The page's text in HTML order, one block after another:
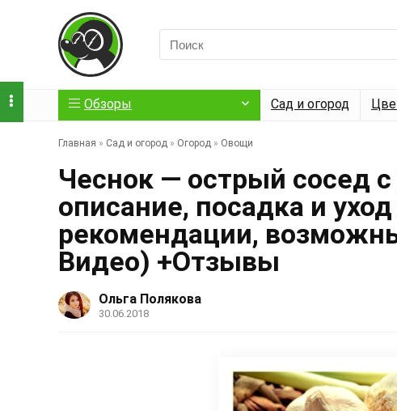
Обзоры Сад и огород
Главная » Сад и огород » Огород » Овощи
Чеснок — острый сосед
описание, посадка и
рекомендации,
Видео) +Отзывы
Ольга Полякова
30.06.2018